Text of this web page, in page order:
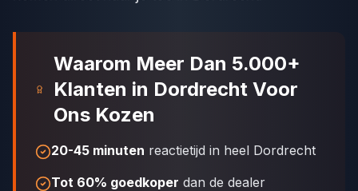
Waarom Meer Dan 5.000+
Klanten in Dordrecht Voor
Ons Kozen
20-45 minuten reactietijd in heel Dordrecht
Tot 60% goedkoper dan de dealer